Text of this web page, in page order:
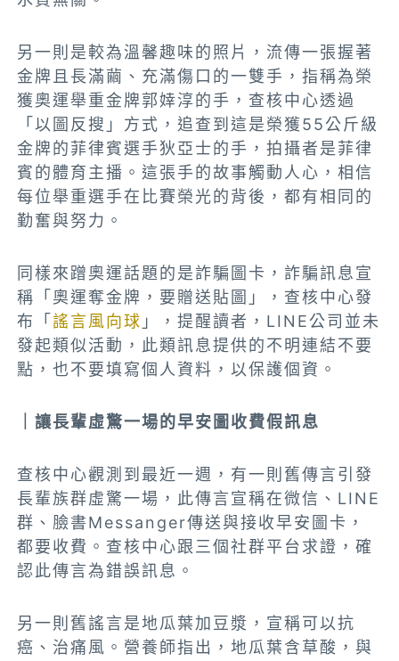
另一則是較為溫馨趣味的照片，流傳一張握著
金牌且長滿繭、充滿傷口的一雙手，指稱為榮
獲奧運舉重金牌郭婞淳的手，查核中心透過
「以圖反搜」方式，追查到這是榮獲55公斤級
金牌的菲律賓選手狄亞士的手，拍攝者是菲律
賓的體育主播。這張手的故事觸動人心，相信
每位舉重選手在比賽榮光的背後，都有相同的
勤奮與努力。
同樣來蹭奧運話題的是詐騙圖卡，詐騙訊息宣
稱「奧運奪金牌，要贈送貼圖」，查核中心發
布「謠言風向球 」，提醒讀者，LINE公司並未
發起類似活動，此類訊息提供的不明連結不要
點，也不要填寫個人資料，以保護個資。
｜讓長輩虛驚一場的早安圖收費假訊息
查核中心觀測到最近一週，有一則舊傳言引發
長輩族群虛驚一場，此傳言宣稱在微信、LINE
群、臉書Messanger傳送與接收早安圖卡，
都要收費。查核中心跟三個社群平台求證，確
認此傳言為錯誤訊息。
另一則舊謠言是地瓜葉加豆漿，宣稱可以抗
癌、治痛風。營養師指出，地瓜葉含草酸，與